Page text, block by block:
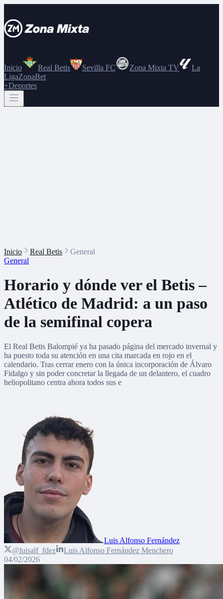
Inicio Real Betis Sevilla FC Zona Mixta TV
La
LigaZonaBet
+Deportes
Inicio Real Betis
General
General
Horario y dónde ver el Betis –
Atlético de Madrid: a un paso
de la semifinal copera
El Real Betis Balompié ya ha pasado página del mercado invernal y
ha puesto toda su atención en una cita marcada en rojo en el
calendario. Tras cerrar enero con la única incorporación de Álvaro
Fidalgo y sin poder concretar la llegada de un delantero, el cuadro
heliopolitano centra ahora todos sus e
Luis Alfonso Fernández
@luisalf_fdez
Luis Alfonso Fernández Menchero
04/02/2026